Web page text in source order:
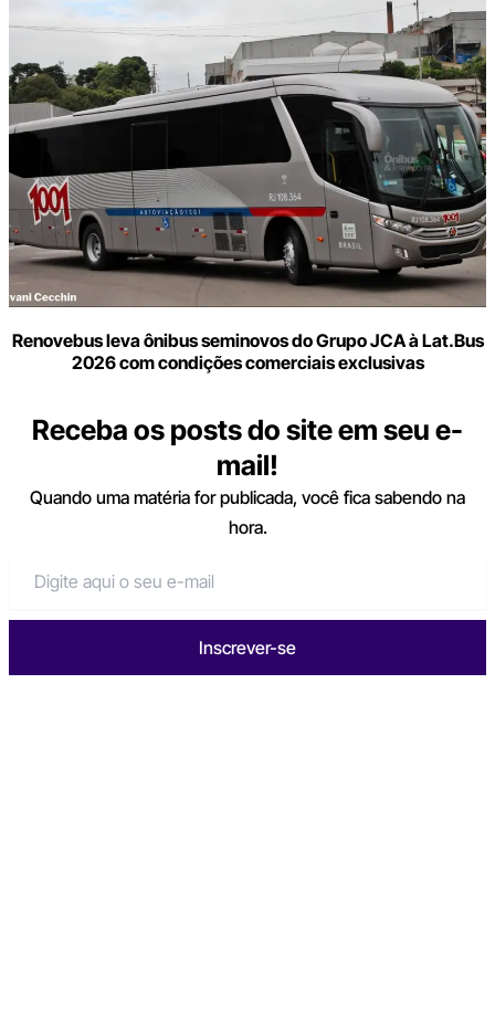
Renovebus leva ônibus seminovos do Grupo JCA à Lat.Bus
2026 com condições comerciais exclusivas
Receba os posts do site em seu e-
mail!
Quando uma matéria for publicada, você fica sabendo na
hora.
Inscrever-se